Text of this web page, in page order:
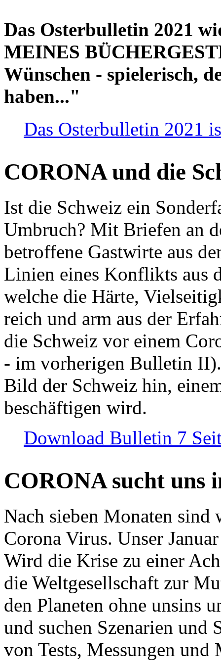
Das Osterbulletin 2021
MEINES
Wünschen - spielerisch,
haben..."
Das Osterbulletin 2021
CORONA und die
Ist die Schweiz ein
Umbruch? Mit Briefen an
betroffene Gastwirte aus
Linien eines Konflikts aus
welche die Härte,
reich und arm aus der
die Schweiz vor einem
- im vorherigen Bulletin
Bild der Schweiz hin,
beschäftigen wird.
Download Bulletin 7
CORONA sucht uns
Nach sieben Monaten
Corona Virus. Unser
Wird die Krise zu einer
die Weltgesellschaft zur
den Planeten ohne unsins
und suchen Szenarien und
von Tests, Messungen und